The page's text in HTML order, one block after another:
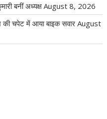
बनीं अध्यक्ष August 8, 2026
की चपेट में आया बाइक सवार August